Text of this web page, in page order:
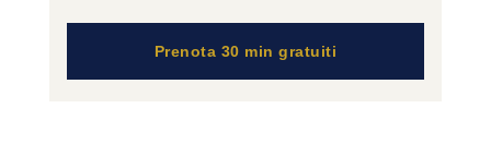
Prenota 30 min gratuiti